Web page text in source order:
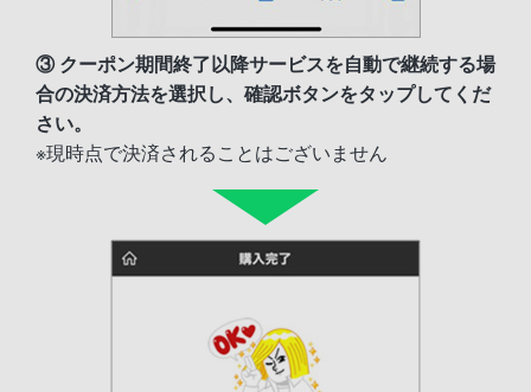
③ クーポン期間終了以降サービスを自動で継続する場
合の決済方法を選択し、確認ボタンをタップしてくだ
さい。
※現時点で決済されることはございません